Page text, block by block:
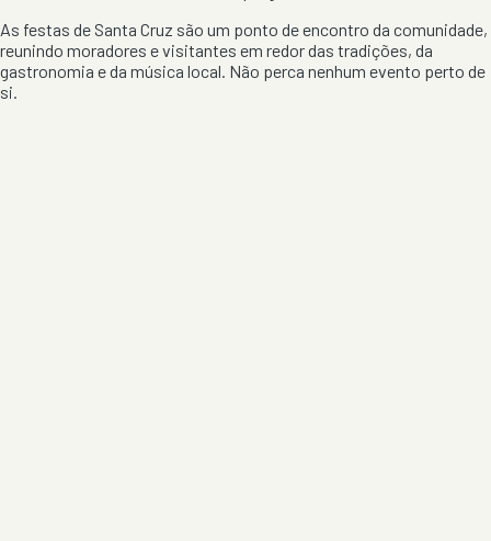
As festas de Santa Cruz são um ponto de encontro da comunidade,
reunindo moradores e visitantes em redor das tradições, da
gastronomia e da música local. Não perca nenhum evento perto de
si.